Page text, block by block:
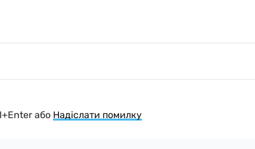
або Надіслати помилку